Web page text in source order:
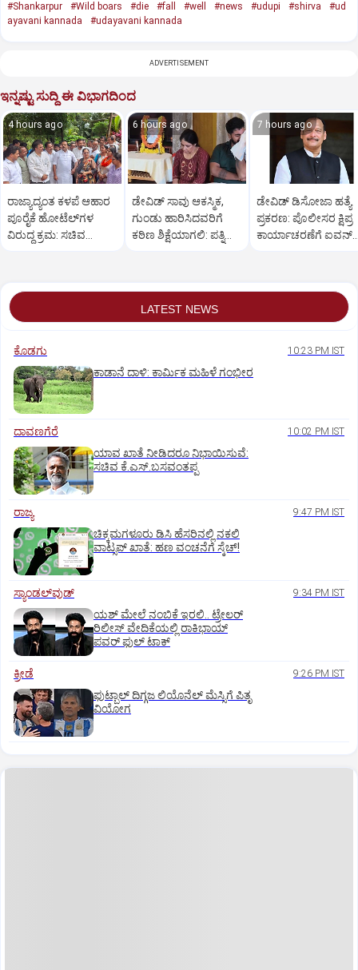
#Shankarpur #Wild boars #die #fall #well #news #udupi #shirva
#ud
ayavani kannada
#udayavani kannada
ADVERTISEMENT
ಇನ್ನಷ್ಟು ಸುದ್ದಿ ಈ ವಿಭಾಗದಿಂದ
4 hours ago
ರಾಜ್ಯಾದ್ಯಂತ ಕಳಪೆ ಆಹಾರ
ಪೂರೈಕೆ ಹೋಟೆಲ್‌ಗಳ
ವಿರುದ್ಧ ಕ್ರಮ: ಸಚಿವ
6 hours ago
ಡೇವಿಡ್ ಸಾವು ಆಕಸ್ಮಿಕ,
ಗುಂಡು ಹಾರಿಸಿದವರಿಗೆ
ಕಠಿಣ ಶಿಕ್ಷೆಯಾಗಲಿ: ಪತ್ನಿ
7 hours ago
ಡೇವಿಡ್ ಡಿಸೋಜಾ ಹತ್ಯೆ
ಪ್ರಕರಣ: ಪೊಲೀಸರ ಕ್ಷಿಪ್ರ
ಕಾರ್ಯಾಚರಣೆಗೆ ಐವನ್
LATEST NEWS
ಕೊಡಗು 10:23 PM IST
ಕಾಡಾನೆ ದಾಳಿ: ಕಾರ್ಮಿಕ ಮಹಿಳೆ ಗಂಭೀರ
ದಾವಣಗೆರೆ 10:02 PM IST
ಯಾವ ಖಾತೆ ನೀಡಿದರೂ ನಿಭಾಯಿಸುವೆ:
ಸಚಿವ ಕೆ.ಎಸ್.ಬಸವಂತಪ್ಪ
ರಾಜ್ಯ 9:47 PM IST
ಚಿಕ್ಕಮಗಳೂರು ಡಿಸಿ ಹೆಸರಿನಲ್ಲಿ ನಕಲಿ
ವಾಟ್ಸಪ್ ಖಾತೆ: ಹಣ ವಂಚನೆಗೆ ಸ್ಕೆಚ್!
ಸ್ಯಾಂಡಲ್‌ವುಡ್‌ 9:34 PM IST
ಯಶ್‌ ಮೇಲೆ ನಂಬಿಕೆ ಇರಲಿ.. ಟ್ರೇಲರ್‌
ರಿಲೀಸ್‌ ವೇದಿಕೆಯಲ್ಲಿ ರಾಕಿಭಾಯ್‌
ಪವರ್‌ ಫುಲ್‌ ಟಾಕ್
ಕ್ರೀಡೆ 9:26 PM IST
ಫುಟ್ಬಾಲ್ ದಿಗ್ಗಜ ಲಿಯೊನೆಲ್‌ ಮೆಸ್ಸಿಗೆ ಪಿತೃ
ವಿಯೋಗ